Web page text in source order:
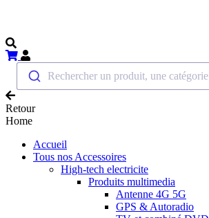
Rechercher un produit, une catégorie
Retour
Home
Accueil
Tous nos Accessoires
High-tech electricite
Produits multimedia
Antenne 4G 5G
GPS & Autoradio